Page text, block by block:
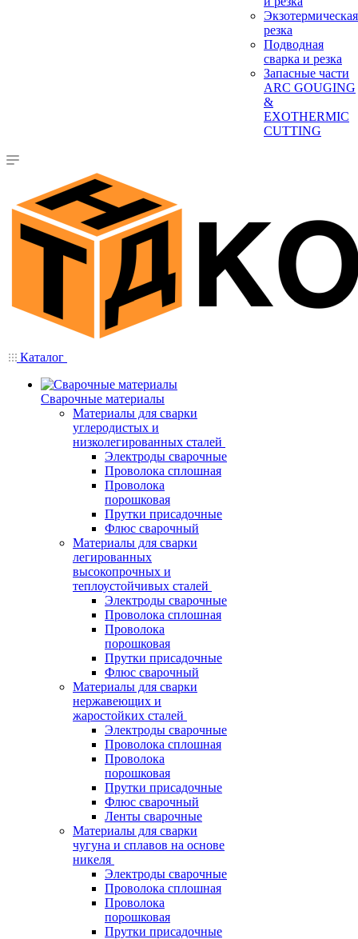
Экзотермическая
резка
Подводная
сварка и резка
Запасные части
ARC GOUGING
&
EXOTHERMIC
CUTTING
Каталог
Сварочные материалы
Материалы для сварки
углеродистых и
низколегированных сталей
Электроды сварочные
Проволока сплошная
Проволока
порошковая
Прутки присадочные
Флюс сварочный
Материалы для сварки
легированных
высокопрочных и
теплоустойчивых сталей
Электроды сварочные
Проволока сплошная
Проволока
порошковая
Прутки присадочные
Флюс сварочный
Материалы для сварки
нержавеющих и
жаростойких сталей
Электроды сварочные
Проволока сплошная
Проволока
порошковая
Прутки присадочные
Флюс сварочный
Ленты сварочные
Материалы для сварки
чугуна и сплавов на основе
никеля
Электроды сварочные
Проволока сплошная
Проволока
порошковая
Прутки присадочные